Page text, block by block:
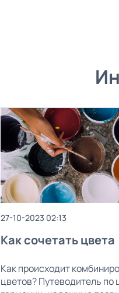
27-10-2023 02:13
Как сочетать цвета
Как происходит
цветов? Путеводитель по